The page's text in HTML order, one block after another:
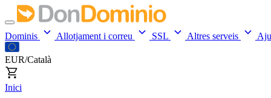
Dominis Allotjament i correu SSL Altres serveis
EUR/Català
Inici